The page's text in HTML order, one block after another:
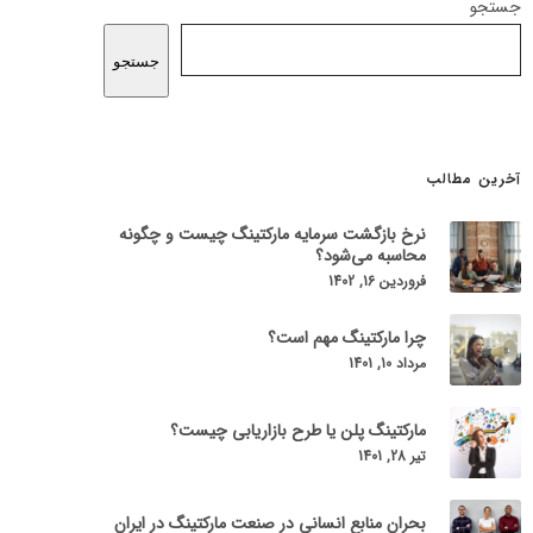
جستجو
جستجو
آخرین مطالب
نرخ بازگشت سرمایه مارکتینگ چیست و چگونه
محاسبه می‌شود؟
فروردین 16, 1402
چرا مارکتینگ مهم است؟
مرداد 10, 1401
مارکتینگ پلن یا طرح بازاریابی چیست؟
تیر 28, 1401
بحران منابع انسانی در صنعت مارکتینگ در ایران